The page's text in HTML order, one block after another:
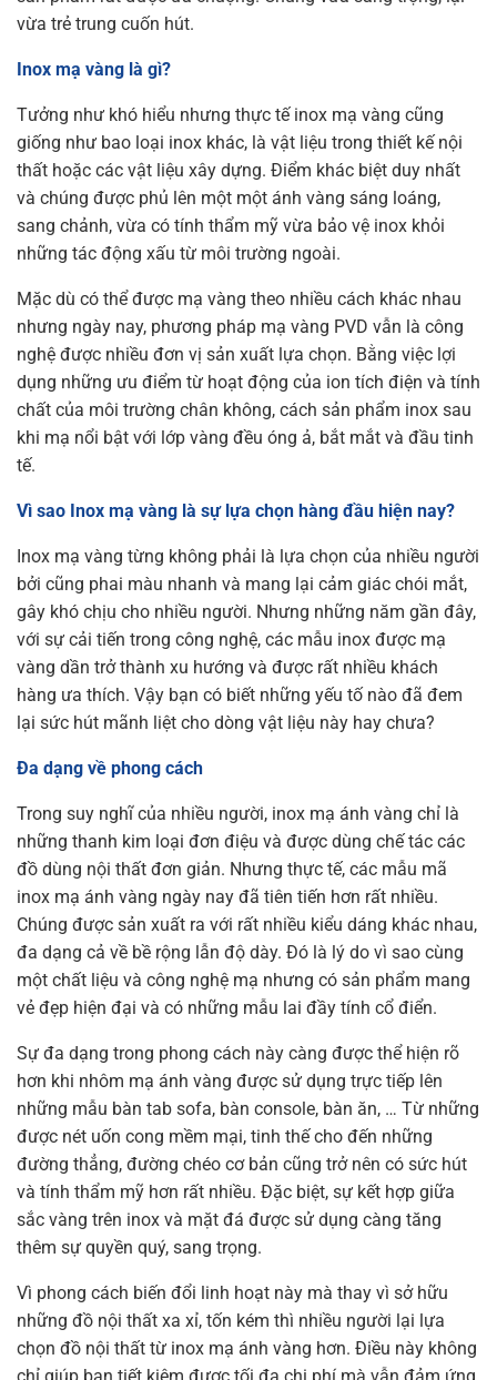
vừa trẻ trung cuốn hút.
Inox mạ vàng là gì?
Tưởng như khó hiểu nhưng thực tế inox mạ vàng cũng
giống như bao loại inox khác, là vật liệu trong thiết kế nội
thất hoặc các vật liệu xây dựng. Điểm khác biệt duy nhất
và chúng được phủ lên một một ánh vàng sáng loáng,
sang chảnh, vừa có tính thẩm mỹ vừa bảo vệ inox khỏi
những tác động xấu từ môi trường ngoài.
Mặc dù có thể được mạ vàng theo nhiều cách khác nhau
nhưng ngày nay, phương pháp mạ vàng PVD vẫn là công
nghệ được nhiều đơn vị sản xuất lựa chọn. Bằng việc lợi
dụng những ưu điểm từ hoạt động của ion tích điện và tính
chất của môi trường chân không, cách sản phẩm inox sau
khi mạ nổi bật với lớp vàng đều óng ả, bắt mắt và đầu tinh
tế.
Vì sao Inox mạ vàng là sự lựa chọn hàng đầu hiện nay?
Inox mạ vàng từng không phải là lựa chọn của nhiều người
bởi cũng phai màu nhanh và mang lại cảm giác chói mắt,
gây khó chịu cho nhiều người. Nhưng những năm gần đây,
với sự cải tiến trong công nghệ, các mẫu inox được mạ
vàng dần trở thành xu hướng và được rất nhiều khách
hàng ưa thích. Vậy bạn có biết những yếu tố nào đã đem
lại sức hút mãnh liệt cho dòng vật liệu này hay chưa?
Đa dạng về phong cách
Trong suy nghĩ của nhiều người, inox mạ ánh vàng chỉ là
những thanh kim loại đơn điệu và được dùng chế tác các
đồ dùng nội thất đơn giản. Nhưng thực tế, các mẫu mã
inox mạ ánh vàng ngày nay đã tiên tiến hơn rất nhiều.
Chúng được sản xuất ra với rất nhiều kiểu dáng khác nhau,
đa dạng cả về bề rộng lẫn độ dày. Đó là lý do vì sao cùng
một chất liệu và công nghệ mạ nhưng có sản phẩm mang
vẻ đẹp hiện đại và có những mẫu lai đầy tính cổ điển.
Sự đa dạng trong phong cách này càng được thể hiện rõ
hơn khi nhôm mạ ánh vàng được sử dụng trực tiếp lên
những mẫu bàn tab sofa, bàn console, bàn ăn, … Từ những
được nét uốn cong mềm mại, tinh thế cho đến những
đường thẳng, đường chéo cơ bản cũng trở nên có sức hút
và tính thẩm mỹ hơn rất nhiều. Đặc biệt, sự kết hợp giữa
sắc vàng trên inox và mặt đá được sử dụng càng tăng
thêm sự quyền quý, sang trọng.
Vì phong cách biến đổi linh hoạt này mà thay vì sở hữu
những đồ nội thất xa xỉ, tốn kém thì nhiều người lại lựa
chọn đồ nội thất từ inox mạ ánh vàng hơn. Điều này không